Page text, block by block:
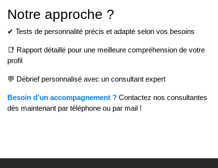
Notre approche ?
✔ Tests de personnalité précis et adapté selon vos besoins
📑 Rapport détaillé pour une meilleure compréhension de votre
profil
💬 Débrief personnalisé avec un consultant expert
Besoin d’un accompagnement ? Contactez nos consultantes
dès maintenant par téléphone ou par mail !